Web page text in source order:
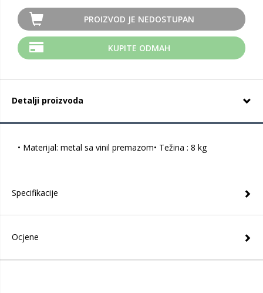
PROIZVOD JE NEDOSTUPAN
KUPITE ODMAH
Detalji proizvoda
• Materijal: metal sa vinil premazom• Težina : 8 kg
Specifikacije
Ocjene